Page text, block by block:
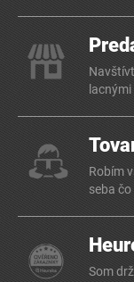
Robím
seba
Som